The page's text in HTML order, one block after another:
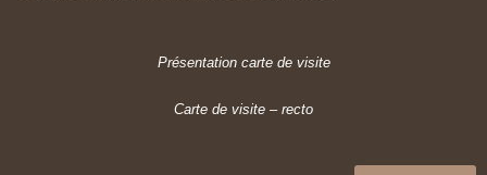
Présentation carte de visite
Carte de visite – recto